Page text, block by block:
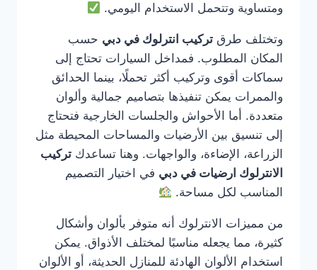
ومتساوية وتتحمل الاستخدام اليومي.
وتختلف طرق تركيب انترلوك في دبي حسب
المكان المطلوب. فمداخل السيارات تحتاج إلى
سماكات أقوى وتركيب أكثر تحملًا، بينما الحدائق
والممرات يمكن تنفيذها بتصاميم جمالية وألوان
متعددة. أما الأحواش والجلسات الخارجية فتحتاج
إلى تنسيق بين الأرضيات والمساحات المحيطة مثل
الزراعة، الإضاءة، والواجهات. وهنا تساعدك تركيب
الانترلوك ارضيات في دبي في اختيار التصميم
المناسب لكل مساحة.
من مميزات الانترلوك أنه متوفر بألوان وأشكال
كثيرة، مما يجعله مناسبًا لمختلف الأذواق. يمكن
استخدام الألوان الهادئة للمنازل الحديثة، أو الألوان